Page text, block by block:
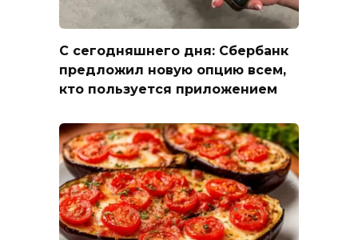
С сегодняшнего дня: Сбербанк
предложил новую опцию всем,
кто пользуется приложением